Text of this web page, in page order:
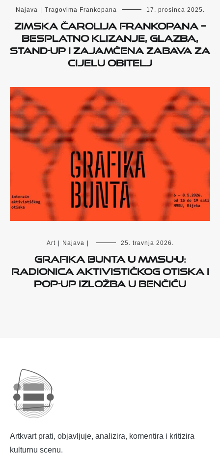
Najava Tragovima Frankopana 17. prosinca 2025.
Zimska čarolija Frankopana –
besplatno klizanje, glazba,
stand-up i zajamčena zabava za
cijelu obitelj
Art Najava 25. travnja 2026.
Grafika bunta u MMSU-u:
radionica aktivističkog otiska i
pop-up izložba u Benčiću
Artkvart prati, objavljuje, analizira, komentira i kritizira
kulturnu scenu.